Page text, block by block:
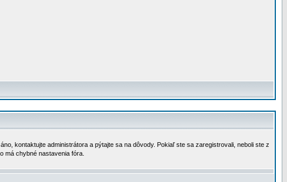
kontaktujte administrátora a pýtajte sa na dôvody. Pokiaľ ste sa zaregistrovali, neboli ste z
má chybné nastavenia fóra.